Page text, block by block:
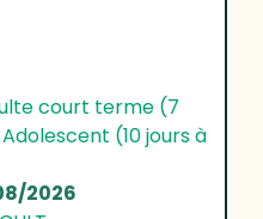
court terme (7
(10 jours à
2026